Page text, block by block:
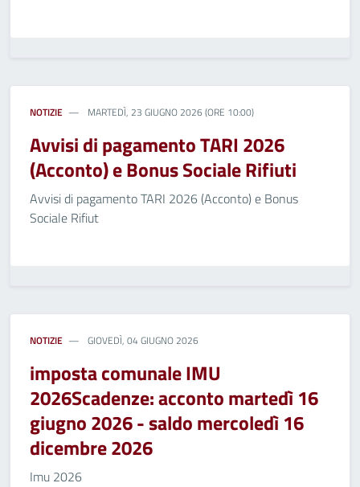
NOTIZIE MARTEDÌ, 23 GIUGNO 2026 (ORE 10:00)
Avvisi di pagamento TARI 2026
(Acconto) e Bonus Sociale Rifiuti
Avvisi di pagamento TARI 2026 (Acconto) e Bonus
Sociale Rifiut
NOTIZIE GIOVEDÌ, 04 GIUGNO 2026
imposta comunale IMU
2026Scadenze: acconto martedì 16
giugno 2026 - saldo mercoledì 16
dicembre 2026
Imu 2026